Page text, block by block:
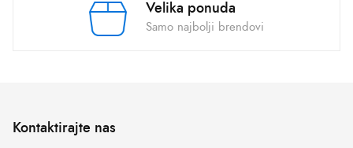
Velika ponuda
Samo najbolji brendovi
Kontaktirajte nas